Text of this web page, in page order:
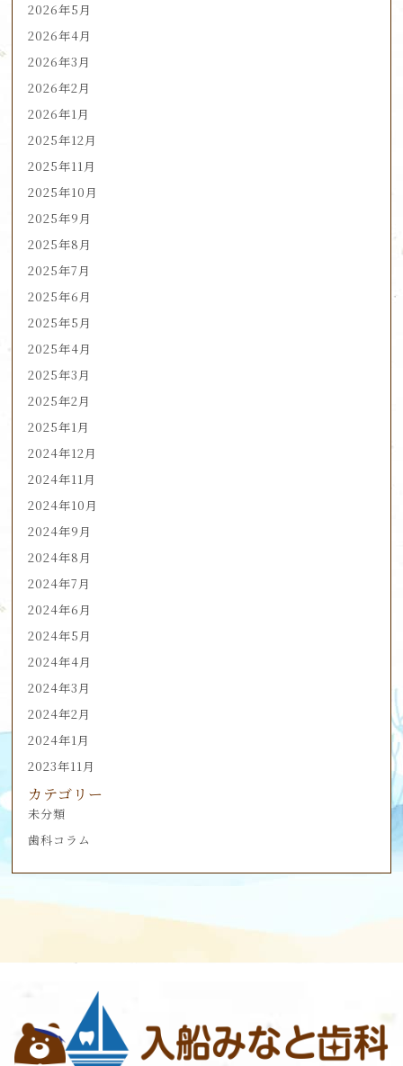
2026年5月
2026年4月
2026年3月
2026年2月
2026年1月
2025年12月
2025年11月
2025年10月
2025年9月
2025年8月
2025年7月
2025年6月
2025年5月
2025年4月
2025年3月
2025年2月
2025年1月
2024年12月
2024年11月
2024年10月
2024年9月
2024年8月
2024年7月
2024年6月
2024年5月
2024年4月
2024年3月
2024年2月
2024年1月
2023年11月
カテゴリー
未分類
歯科コラム